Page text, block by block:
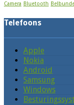
Camera Bluetooth
Telefoons
Apple
Nokia
Android
Samsung
Windows